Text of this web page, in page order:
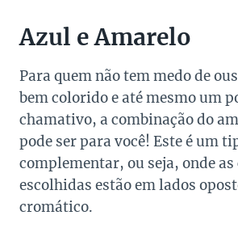
Azul e Amarelo
Para quem não tem medo de
bem colorido e até mesmo um
chamativo, a combinação do
pode ser para você! Este é um
complementar, ou seja, onde as
escolhidas estão em lados
cromático.